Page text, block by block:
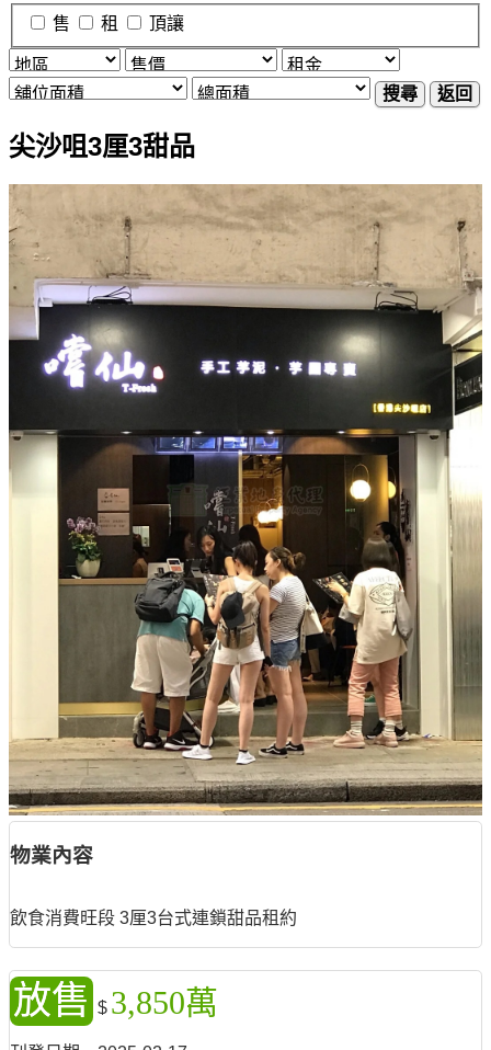
售 租 頂讓
搜尋 返回
尖沙咀3厘3甜品
物業內容
飲食消費旺段 3厘3台式連鎖甜品租約
放售 $ 3,850萬